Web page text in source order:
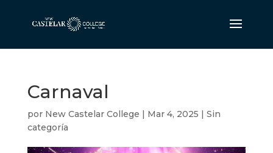
Carnaval
por New Castelar College | Mar 4, 2025 | Sin
categoría